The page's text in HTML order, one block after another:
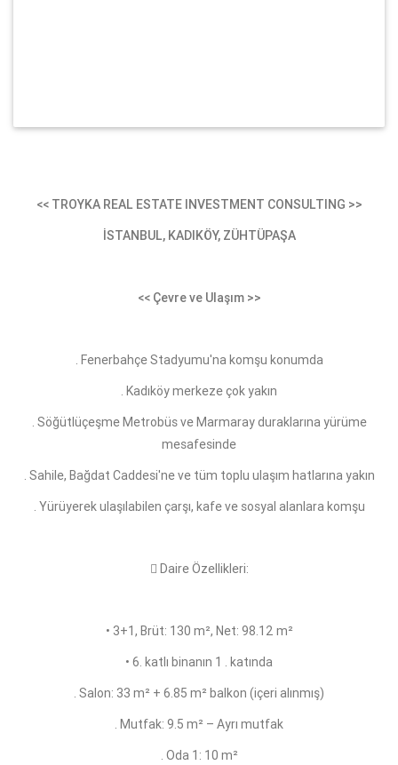
<< TROYKA REAL ESTATE INVESTMENT CONSULTING >>
İSTANBUL, KADIKÖY, ZÜHTÜPAŞA
<< Çevre ve Ulaşım>>
. Fenerbahçe Stadyumu'na komşu konumda
. Kadıköy merkeze çok yakın
. Söğütlüçeşme Metrobüs ve Marmaray duraklarına yürüme
mesafesinde
. Sahile, Bağdat Caddesi'ne ve tüm toplu ulaşım hatlarına yakın
. Yürüyerek ulaşılabilen çarşı, kafe ve sosyal alanlara komşu
 Daire Özellikleri:
• 3+1, Brüt: 130 m², Net: 98.12 m²
• 6. katlı binanın 1 . katında
. Salon: 33 m² + 6.85 m² balkon (içeri alınmış)
. Mutfak: 9.5 m² – Ayrı mutfak
. Oda 1: 10 m²